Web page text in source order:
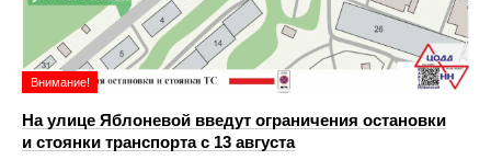
Внимание!
На улице Яблоневой введут ограничения остановки
и стоянки транспорта с 13 августа